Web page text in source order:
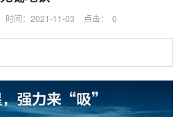
时间：2021-11-03 点击： 0